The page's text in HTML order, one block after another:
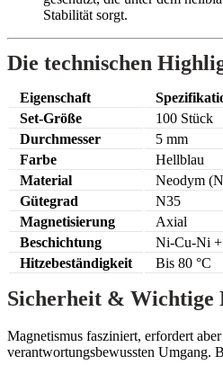
Stabilität sorgt.
Die technischen
Eigenschaft
Set-Größe
100 Stück
Durchmesser
5 mm
Farbe
Hellblau
Material
Neodym
Gütegrad
N35
Magnetisierung
Axial
Beschichtung
Ni-Cu-Ni
Hitzebeständigkeit
Bis 80 °C
Sicherheit & Wichtige
Magnetismus fasziniert, erfordert
verantwortungsbewussten Umgang.